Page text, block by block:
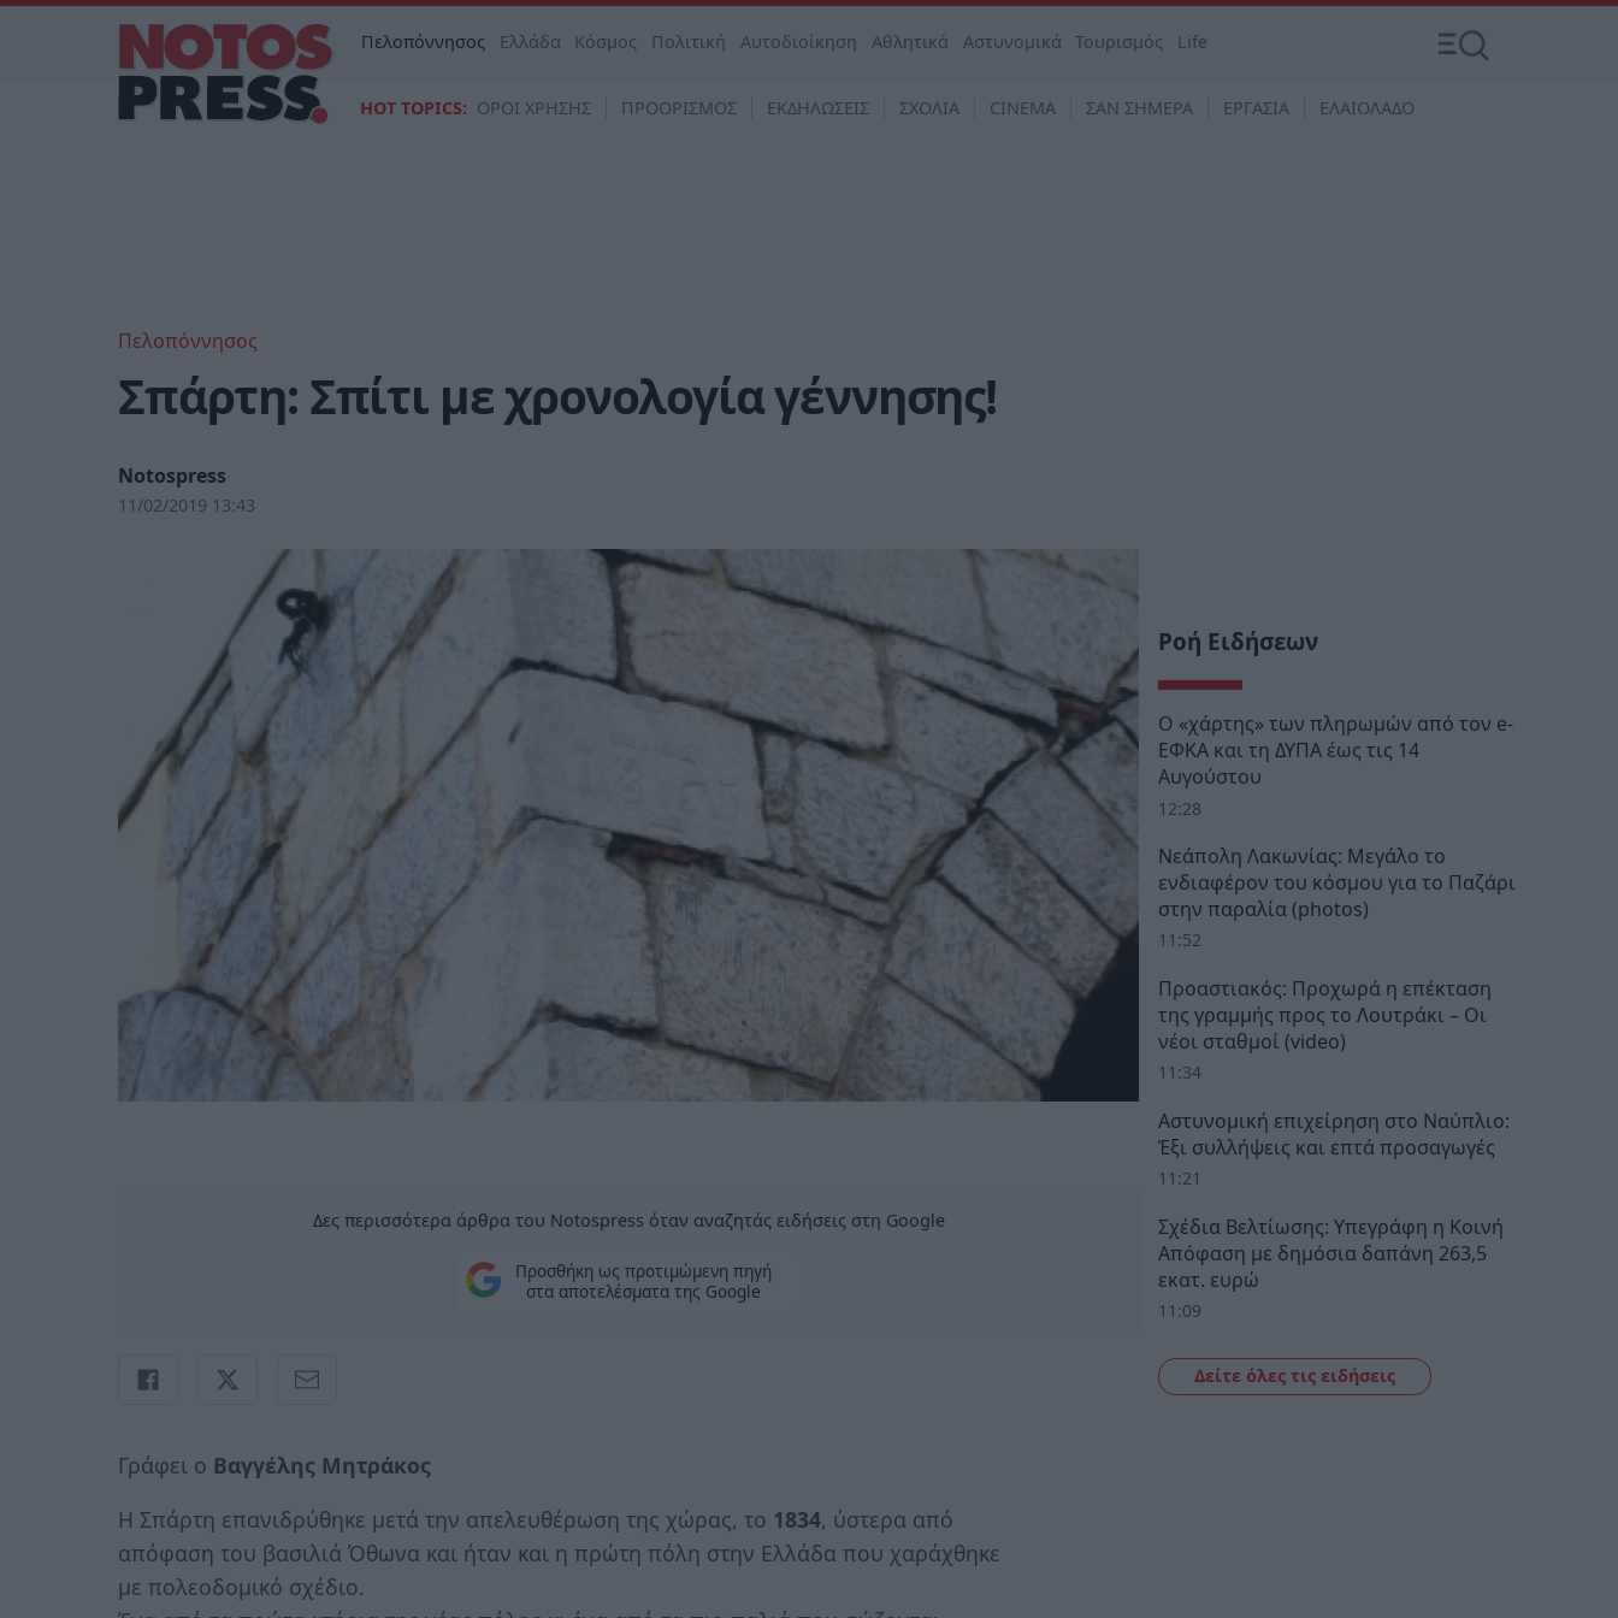
Πελοπόννησος Ελλάδα Κόσμος Πολιτική Αυτοδιοίκηση Αθλητικά Αστυνομικά Τουρισμός Life
HOT TOPICS: ΟΡΟΙ ΧΡΗΣΗΣ ΠΡΟΟΡΙΣΜΟΣ ΕΚΔΗΛΩΣΕΙΣ ΣΧΟΛΙΑ CINEMA ΣΑΝ ΣΗΜΕΡΑ ΕΡΓΑΣΙΑ ΕΛΑΙΟΛΑΔΟ
Πελοπόννησος
Σπάρτη: Σπίτι με χρονολογία γέννησης!
Notospress
11/02/2019 13:43
Δες περισσότερα άρθρα του Notospress όταν αναζητάς ειδήσεις στη Google
Προσθήκη ως προτιμώμενη πηγή
στα αποτελέσματα της Google
Γράφει ο Βαγγέλης Μητράκος
Η Σπάρτη επανιδρύθηκε μετά την απελευθέρωση της χώρας, το 1834, ύστερα από
απόφαση του βασιλιά Όθωνα και ήταν και η πρώτη πόλη στην Ελλάδα που χαράχθηκε
με πολεοδομικό σχέδιο.
Ροή Ειδήσεων
Ο «χάρτης» των πληρωμών από τον e-
ΕΦΚΑ και τη ΔΥΠΑ έως τις 14
Αυγούστου
12:28
Νεάπολη Λακωνίας: Μεγάλο το
ενδιαφέρον του κόσμου για το Παζάρι
στην παραλία (photos)
11:52
Προαστιακός: Προχωρά η επέκταση
της γραμμής προς το Λουτράκι – Οι
νέοι σταθμοί (video)
11:34
Αστυνομική επιχείρηση στο Ναύπλιο:
Έξι συλλήψεις και επτά προσαγωγές
11:21
Σχέδια Βελτίωσης: Υπεγράφη η Κοινή
Απόφαση με δημόσια δαπάνη 263,5
εκατ. ευρώ
11:09
Δείτε όλες τις ειδήσεις